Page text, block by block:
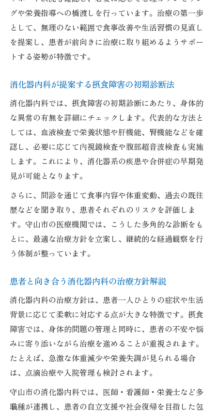
グや栄養指導への橋渡しを行っています。治療の第一歩
として、無理のない範囲で食事改善や生活習慣の見直し
を提案し、患者が前向きに治療に取り組めるようサポー
トする姿勢が特徴です。
消化器内科が提案する摂食障害の初期診断法
消化器内科では、摂食障害の初期診断にあたり、身体的
な異常の有無を詳細にチェックします。代表的な方法と
しては、血液検査で栄養状態や肝機能、腎機能などを確
認し、必要に応じて内視鏡検査や腹部超音波検査も実施
します。これにより、消化器系の疾患や合併症の早期発
見が可能となります。
さらに、問診を通じて食事内容や体重変動、過去の既往
歴などを聞き取り、患者それぞれのリスクを評価しま
す。守山市の医療機関では、こうした多角的な診断をも
とに、最適な治療方針を立案し、継続的な経過観察を行
う体制が整っています。
患者と向き合う消化器内科の治療方針解説
消化器内科の治療方針は、患者一人ひとりの症状や生活
背景に応じて柔軟に対応する点が大きな特徴です。摂食
障害では、身体的問題の管理と同時に、患者の不安や悩
みに寄り添いながら治療を進めることが重視されます。
たとえば、急激な体重減少や栄養失調が見られる場合
は、点滴治療や入院管理も検討されます。
守山市の消化器内科では、医師・看護師・栄養士など多
職種が連携し、患者の自立支援や社会復帰を目指した包